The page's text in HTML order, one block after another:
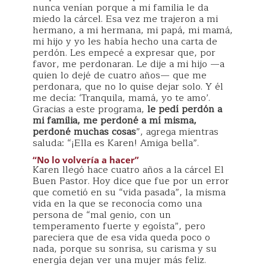
nunca venían porque a mi familia le da
miedo la cárcel. Esa vez me trajeron a mi
hermano, a mi hermana, mi papá, mi mamá,
mi hijo y yo les había hecho una carta de
perdón. Les empecé a expresar que, por
favor, me perdonaran. Le dije a mi hijo —a
quien lo dejé de cuatro años— que me
perdonara, que no lo quise dejar solo. Y él
me decía: ‘Tranquila, mamá, yo te amo’.
Gracias a este programa, le pedí perdón a
mi familia, me perdoné a mí misma,
perdoné muchas cosas”, agrega mientras
saluda: “¡Ella es Karen! Amiga bella”.
“No lo volvería a hacer”
Karen llegó hace cuatro años a la cárcel El
Buen Pastor. Hoy dice que fue por un error
que cometió en su “vida pasada”, la misma
vida en la que se reconocía como una
persona de “mal genio, con un
temperamento fuerte y egoísta”, pero
pareciera que de esa vida queda poco o
nada, porque su sonrisa, su carisma y su
energía dejan ver una mujer más feliz.